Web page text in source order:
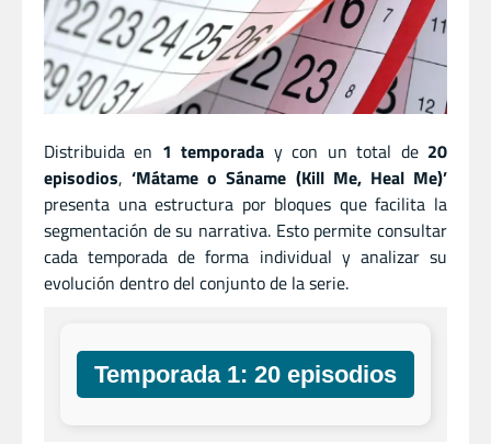
Distribuida en 1 temporada y con un total de 20
episodios,‘Mátame o Sáname (Kill Me, Heal Me)’
presenta una estructura por bloques que facilita la
segmentación de su narrativa. Esto permite consultar
cada temporada de forma individual y analizar su
evolución dentro del conjunto de la serie.
Temporada 1: 20 episodios